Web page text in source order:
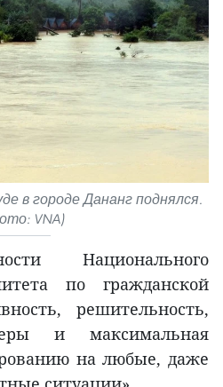
в городе Дананг поднялся.
VNA)
Национального
по гражданской
решительность,
и максимальная
на любые, даже